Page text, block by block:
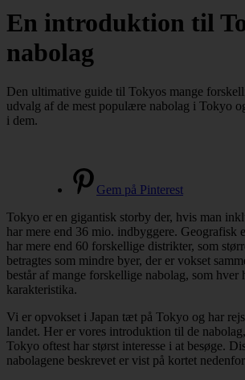
En introduktion til
nabolag
Den ultimative guide til Tokyos mange
udvalg af de mest populære nabolag i Tokyo
i dem.
Gem på Pinterest
Tokyo er en gigantisk storby der, hvis man
har mere end 36 mio. indbyggere. Geografisk
har mere end 60 forskellige distrikter, som
betragtes som mindre byer, der er vokset
består af mange forskellige nabolag, som hver
karakteristika.
Vi er opvokset i Japan tæt på Tokyo og har
landet. Her er vores introduktion til de
Tokyo oftest har størst interesse i at besøge.
nabolagene beskrevet er vist på kortet